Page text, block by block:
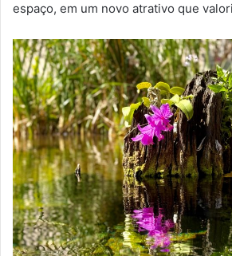
espaço, em um novo atrativo que